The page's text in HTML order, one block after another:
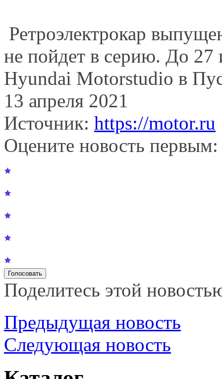
Ретроэлектрокар
не пойдет в серию. До
Hyundai Motorstudio в
13 апреля 2021
Источник: https://motor.ru
Оцените новость первым:
Поделитесь этой
Предыдущая новость
Следующая новость